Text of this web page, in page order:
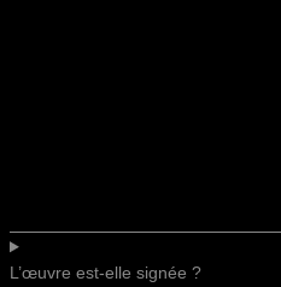
L’œuvre est-elle signée ?